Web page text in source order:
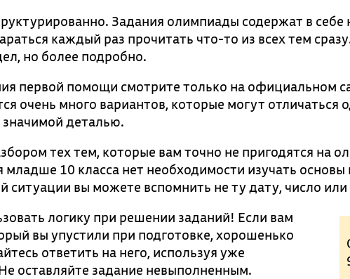
Задания олимпиады содержат в себе
каждый раз прочитать что-то из всех тем
но более подробно.
первой помощи смотрите только на официальном
очень много вариантов, которые могут отличаться
деталью.
тех тем, которые вам точно не пригодятся на
10 класса нет необходимости изучать основы
ситуации вы можете вспомнить не ту дату, число
логику при решении заданий! Если вам
вы упустили при подготовке, хорошенько
ответить на него, используя уже
оставляйте задание невыполненным.